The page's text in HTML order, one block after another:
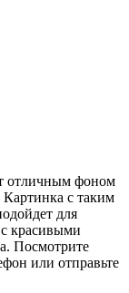
отличным фоном
Картинка с таким
для
красивыми
Посмотрите
или отправьте